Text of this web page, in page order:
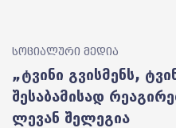
სოციალური მედია
„ტვინი გვისმენს,
შესაბამისად
ლევან შელეგია